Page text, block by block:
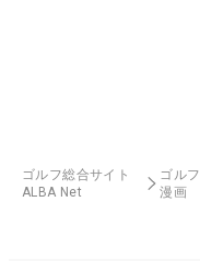
ゴルフ総合サイト
ALBA Net
ゴルフ
漫画